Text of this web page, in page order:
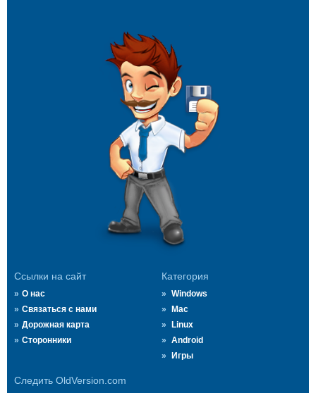
Ссылки на сайт
О нас
Связаться с нами
Дорожная карта
Сторонники
Категория
Windows
Mac
Linux
Android
Игры
Следить OldVersion.com